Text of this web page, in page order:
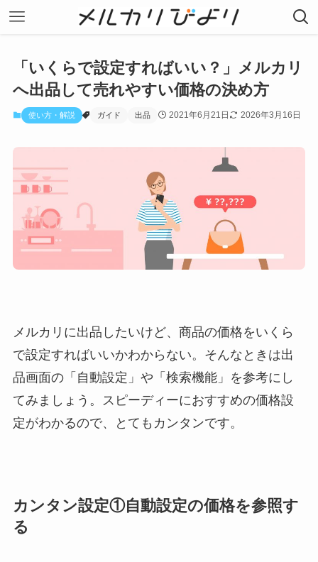
「いくらで設定すればいい？」メルカリ
へ出品して売れやすい価格の決め方
使い方・解説 ガイド 出品 2021年6月21日 2026年3月16日
メルカリに出品したいけど、商品の価格をいくら
で設定すればいいかわからない。そんなときは出
品画面の「自動設定」や「検索機能」を参考にし
てみましょう。スピーディーにおすすめの価格設
定がわかるので、とてもカンタンです。
カンタン設定①自動設定の価格を参照す
る